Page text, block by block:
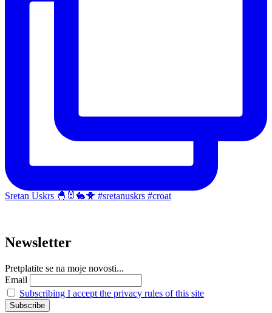
Sretan Uskrs 🐣🐰🐇🐥 #sretanuskrs #croat
Newsletter
Pretplatite se na moje novosti...
Email
Subscribing I accept the privacy rules of this site